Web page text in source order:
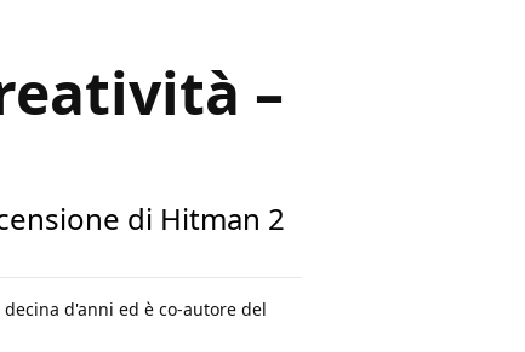
–
di Hitman 2
d'anni ed è co-autore del